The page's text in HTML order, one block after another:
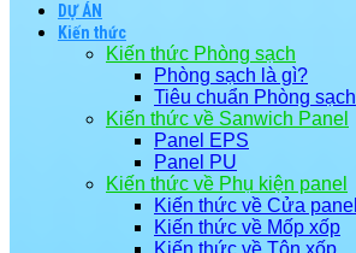
DỰ ÁN
Kiến thức
Kiến thức Phòng sạch
Phòng sạch là gì?
Tiêu chuẩn Phòng sạch
Kiến thức về Sanwich Panel
Panel EPS
Panel PU
Kiến thức về Phụ kiện panel
Kiến thức về Cửa panel
Kiến thức về Mốp xốp
Kiến thức về Tôn xốp